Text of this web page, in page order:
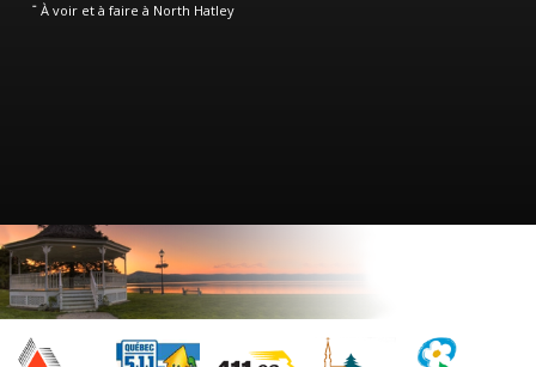
À voir et à faire à North Hatley